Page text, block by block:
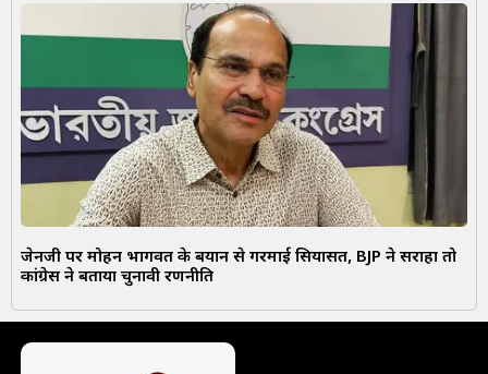
जेनजी पर मोहन भागवत के बयान से गरमाई सियासत, BJP ने सराहा तो
कांग्रेस ने बताया चुनावी रणनीति